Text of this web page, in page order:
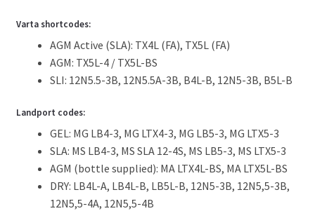
Varta shortcodes:
AGM Active (SLA): TX4L (FA), TX5L (FA)
AGM: TX5L-4 / TX5L-BS
SLI: 12N5.5-3B, 12N5.5A-3B, B4L-B, 12N5-3B, B5L-B
Landport codes:
GEL: MG LB4-3, MG LTX4-3, MG LB5-3, MG LTX5-3
SLA: MS LB4-3, MS SLA 12-4S, MS LB5-3, MS LTX5-3
AGM (bottle supplied): MA LTX4L-BS, MA LTX5L-BS
DRY: LB4L-A, LB4L-B, LB5L-B, 12N5-3B, 12N5,5-3B,
12N5,5-4A, 12N5,5-4B